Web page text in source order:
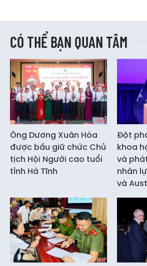
CÓ THỂ BẠN QUAN TÂM
Ông Dương Xuân Hòa
được bầu giữ chức Chủ
tịch Hội Người cao tuổi
tỉnh Hà Tĩnh
Đột
khoa
và
nhân
và